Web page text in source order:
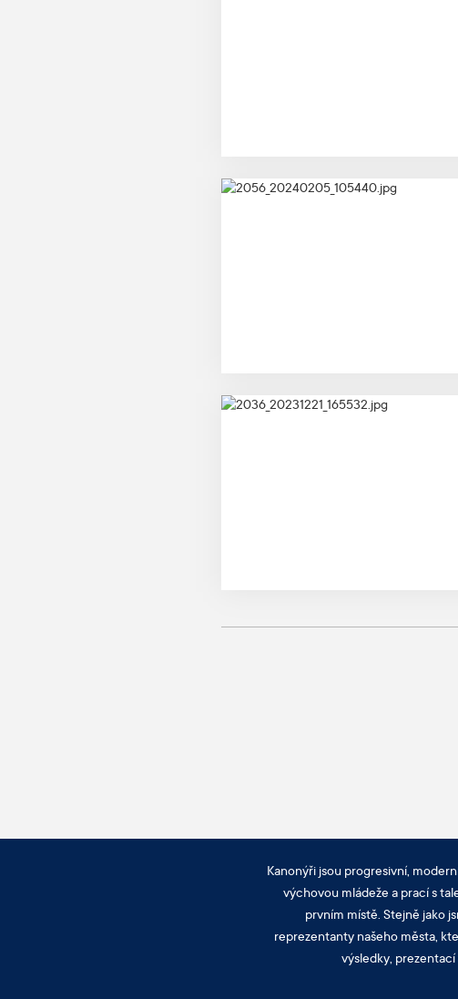
Kanonýři jsou progresivní,
výchovou mládeže a prací s
prvním místě. Stejně jako
reprezentanty našeho města,
výsledky, prezentací